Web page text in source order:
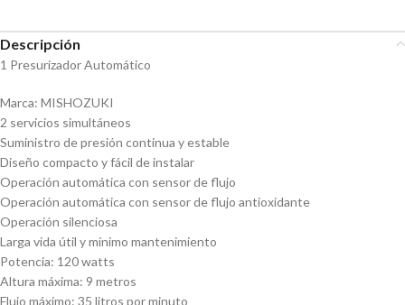
Descripción
1 Presurizador Automático
Marca: MISHOZUKI
2 servicios simultáneos
Suministro de presión continua y estable
Diseño compacto y fácil de instalar
Operación automática con sensor de flujo
Operación automática con sensor de flujo antioxidante
Operación silenciosa
Larga vida útil y mínimo mantenimiento
Potencia: 120 watts
Altura máxima: 9 metros
Flujo máximo: 35 litros por minuto